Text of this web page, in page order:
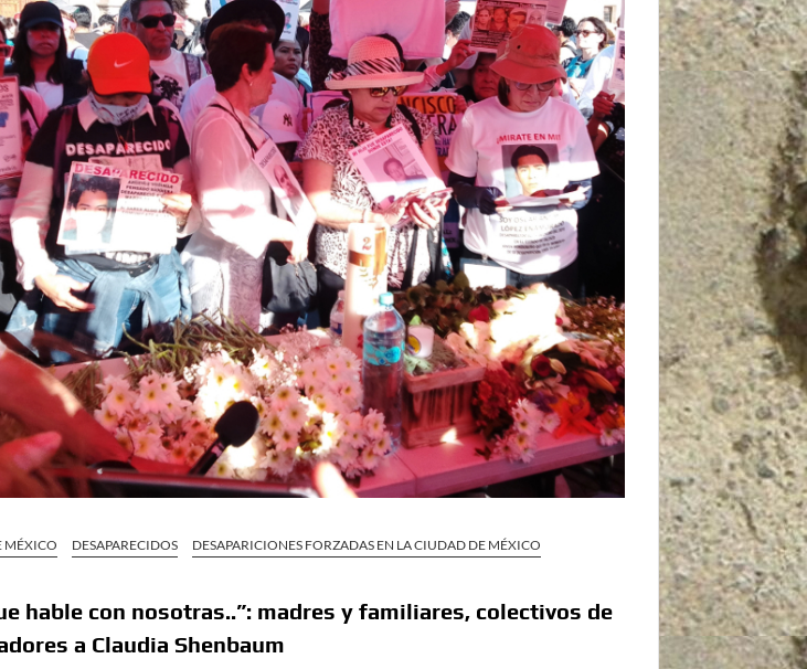
MÉXICO DESAPARECIDOS
DESAPARICIONES FORZADAS EN LA CIUDAD DE MÉXICO
hable con nosotras..”: madres y familiares, colectivos de
a Claudia Shenbaum